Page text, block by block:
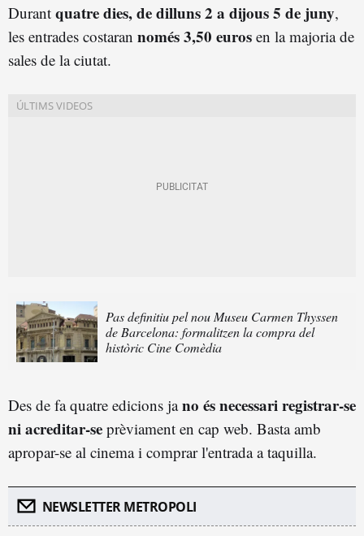
Durant quatre dies, de dilluns 2 a dijous 5 de juny,
les entrades costaran només 3,50 euros en la majoria de
sales de la ciutat.
Pas definitiu pel nou Museu Carmen Thyssen
de Barcelona: formalitzen la compra del
històric Cine Comèdia
Des de fa quatre edicions jano és necessari registrar-se
ni acreditar-se prèviament en cap web. Basta amb
apropar-se al cinema i comprar l'entrada a taquilla.
NEWSLETTER METROPOLI